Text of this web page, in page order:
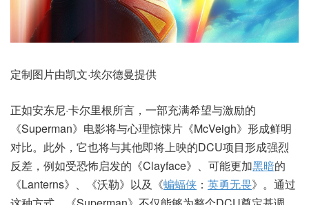
定制图片由凯文·埃尔德曼提供
正如安东尼·卡尔里根所言，一部充满希望与激励的
《Superman》电影将与心理惊悚片《McVeigh》形成鲜明
对比。此外，它也将与其他即将上映的DCU项目形成强烈
反差，例如受恐怖启发的《Clayface》、可能更加黑暗的
《Lanterns》、《沃勒》以及《蝙蝠侠 ： 英勇无畏》。通过